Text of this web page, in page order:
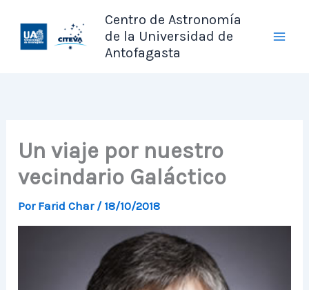
contenido
Centro de Astronomía
de la Universidad de
Antofagasta
Un viaje por nuestro
vecindario Galáctico
Por Farid Char / 18/10/2018